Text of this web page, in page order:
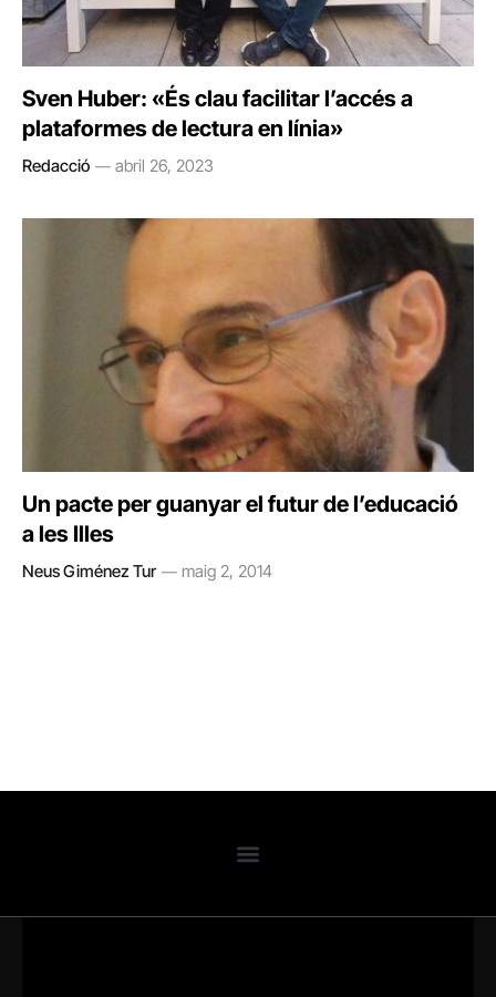
Sven Huber: «És clau facilitar l’accés a
plataformes de lectura en línia»
Redacció abril 26, 2023
Un pacte per guanyar el futur de l’educació
a les Illes
Neus Giménez Tur maig 2, 2014